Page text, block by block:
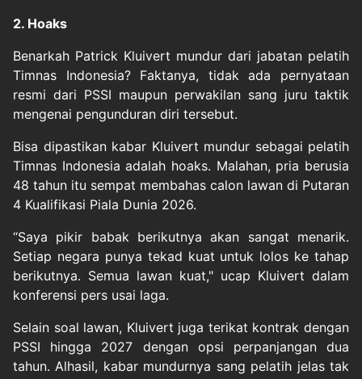
2. Hoaks
Benarkah Patrick Kluivert mundur dari jabatan pelatih
Timnas Indonesia? Faktanya, tidak ada pernyataan
resmi dari PSSI maupun perwakilan sang juru taktik
mengenai pengunduran diri tersebut.
Bisa dipastikan kabar Kluivert mundur sebagai pelatih
Timnas Indonesia adalah hoaks. Malahan, pria berusia
48 tahun itu sempat membahas calon lawan di Putaran
4 Kualifikasi Piala Dunia 2026.
“Saya pikir babak berikutnya akan sangat menarik.
Setiap negara punya tekad kuat untuk lolos ke tahap
berikutnya. Semua lawan kuat," ucap Kluivert dalam
konferensi pers usai laga.
Selain soal lawan, Kluivert juga terikat kontrak dengan
PSSI hingga 2027 dengan opsi perpanjangan dua
tahun. Alhasil, kabar mundurnya sang pelatih jelas tak